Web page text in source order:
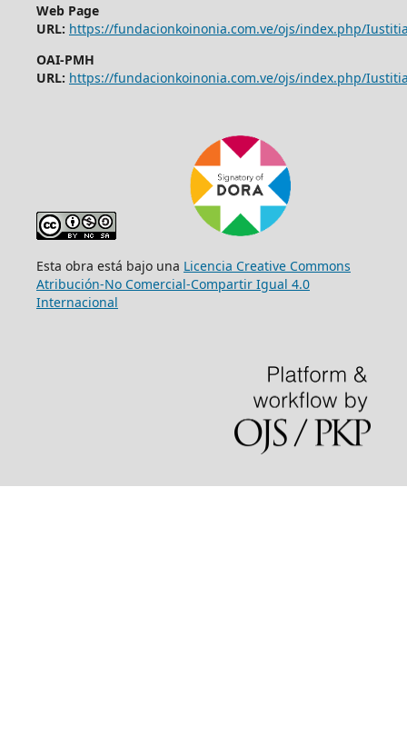
Web Page
URL: https://fundacionkoinonia.com.ve/ojs/index.php/
OAI-PMH
URL: https://fundacionkoinonia.com.ve/ojs/index.php/
Esta obra está bajo una Licencia Creative Commons
Atribución-No Comercial-Compartir Igual 4.0
Internacional